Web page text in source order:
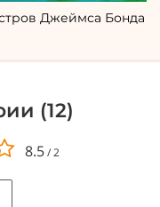
Джеймса Бонда
(12)
8.5/2